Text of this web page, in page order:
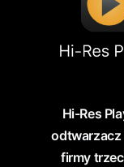
Hi-Res
odtwarzacz
firmy